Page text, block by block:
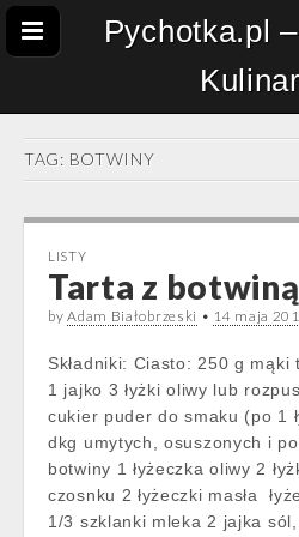
Pychotka.pl
TAG: BOTWINY
LISTY
Tarta z botwiną
byAdam Białobrzeski • 14 maja
Składniki: Ciasto: 250 g
1 jajko 3 łyżki oliwy lub
cukier puder do smaku (po 1
dkg umytych, osuszonych i
botwiny 1 łyżeczka oliwy 2
czosnku 2 łyżeczki masła
1/3 szklanki mleka 2 jajka